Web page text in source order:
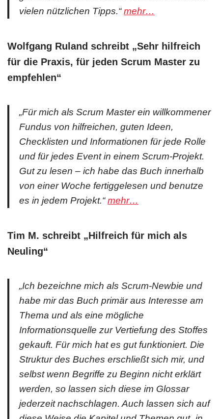
vielen nützlichen Tipps.“mehr…
Wolfgang Ruland schreibt „Sehr hilfreich
für die Praxis, für jeden Scrum Master zu
empfehlen“
„Für mich als Scrum Master ein willkommener
Fundus von hilfreichen, guten Ideen,
Checklisten und Informationen für jede Rolle
und für jedes Event in einem Scrum-Projekt.
Gut zu lesen – ich habe das Buch innerhalb
von einer Woche fertiggelesen und benutze
es in jedem Projekt.“mehr…
Tim M. schreibt „Hilfreich für mich als
Neuling“
„Ich bezeichne mich als Scrum-Newbie und
habe mir das Buch primär aus Interesse am
Thema und als eine mögliche
Informationsquelle zur Vertiefung des Stoffes
gekauft. Für mich hat es gut funktioniert. Die
Struktur des Buches erschließt sich mir, und
selbst wenn Begriffe zu Beginn nicht erklärt
werden, so lassen sich diese im Glossar
jederzeit nachschlagen. Auch lassen sich auf